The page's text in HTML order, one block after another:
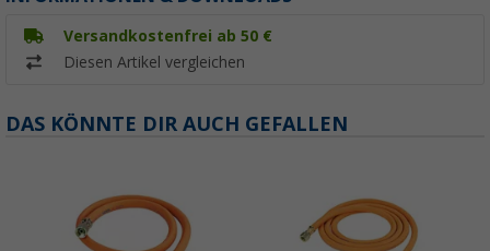
Versandkostenfrei ab 50 €
Diesen Artikel vergleichen
DAS KÖNNTE DIR AUCH GEFALLEN